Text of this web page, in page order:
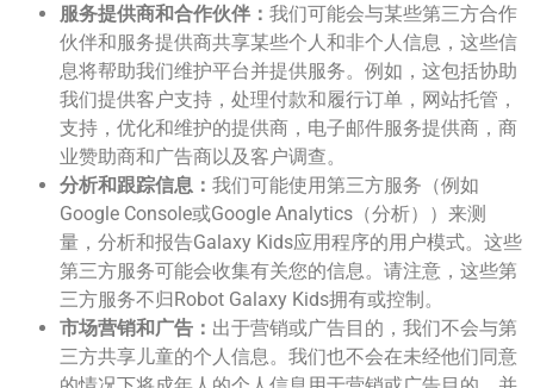
服务提供商和合作伙伴： 我们可能会与某些第三方合作
伙伴和服务提供商共享某些个人和非个人信息，这些信
息将帮助我们维护平台并提供服务。例如，这包括协助
我们提供客户支持，处理付款和履行订单，网站托管，
支持，优化和维护的提供商，电子邮件服务提供商，商
业赞助商和广告商以及客户调查。
分析和跟踪信息： 我们可能使用第三方服务（例如
Google Console或Google Analytics（分析））来测
量，分析和报告Galaxy Kids应用程序的用户模式。这些
第三方服务可能会收集有关您的信息。请注意，这些第
三方服务不归Robot Galaxy Kids拥有或控制。
市场营销和广告： 出于营销或广告目的，我们不会与第
三方共享儿童的个人信息。我们也不会在未经他们同意